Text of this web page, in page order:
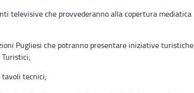
televisive che provvederanno alla copertura mediatica
Pugliesi che potranno presentare iniziative turistiche
tavoli tecnici;